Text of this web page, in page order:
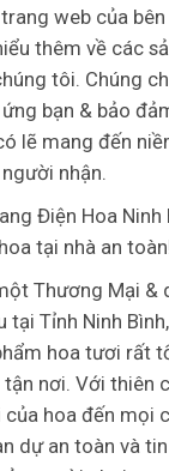
web của
thêm về các
tôi. Chúng
bạn & bảo
lẽ mang đến
nhận.
Điện Hoa Ninh
tại nhà an
Thương Mại &
tại Tỉnh Ninh
hoa tươi rất
tận nơi. Với thiên
hoa đến mọi
dự an toàn và